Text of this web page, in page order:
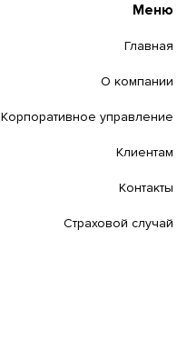
Меню
Главная
О компании
Корпоративное управление
Клиентам
Контакты
Страховой случай